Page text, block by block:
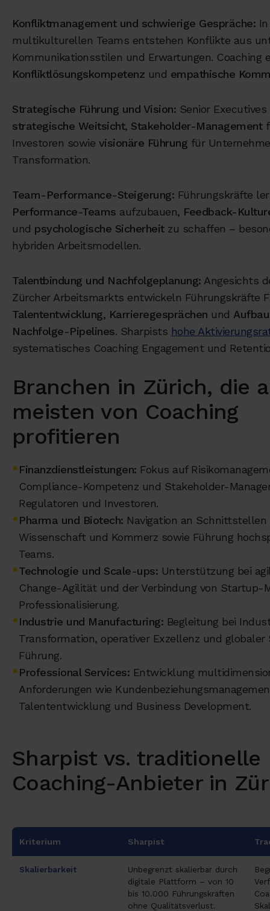
Konfliktmanagement und schwierige Gespräche: In
multikulturellen Teams entstehen Konflikte aus
Kommunikationsstilen und Erwartungen. Coaching
Konfliktlösungskompetenz und empathische
Strategische Führung und Vision: Senior
strategische Weitsicht, Stakeholder-Management
Investoren sowie visionäre Führung für
Transformation.
Team-Performance-Steigerung: Führungskräfte
Performance-Teams aufzubauen, Feedback-
und psychologische Sicherheitzu schaffen –
hybriden Arbeitsmodellen.
Talentbindung und Nachfolgeplanung: Angesichts
Zürcher Arbeitsmarkts entwickeln Führungskräfte
Talententwicklung, Karrieregesprächen und
Nachfolge-Pipelines. Sharpists hohe
systematisches Coaching Engagement und
Branchen in Zürich, die
meisten von Coaching
profitieren
Finanzdienstleistungen: Fokus auf
Compliance-Kompetenz und Stakeholder-
Regulatoren und Investoren.
Pharma und Biotech: Navigation an Schnittstellen
Wissenschaft und Kommerz sowie Führung
Teams.
Technologie und Scale-ups: Unterstützung bei
Change-Agilität und der Verbindung von
Professionalisierung.
Industrie und Manufacturing: Begleitung bei
Transformation, operativer Exzellenz und
Führung.
Professional Services: Entwicklung
Anforderungen wie
Talententwicklung und Business Development.
Sharpist vs. traditionelle
Coaching-Anbieter in
Kriterium Sharpist
Skalierbarkeit
Unbegrenzt skalierbar durch
digitale Plattform – von 10
bis 10.000 Führungskräften
ohne Qualitätsverlust.